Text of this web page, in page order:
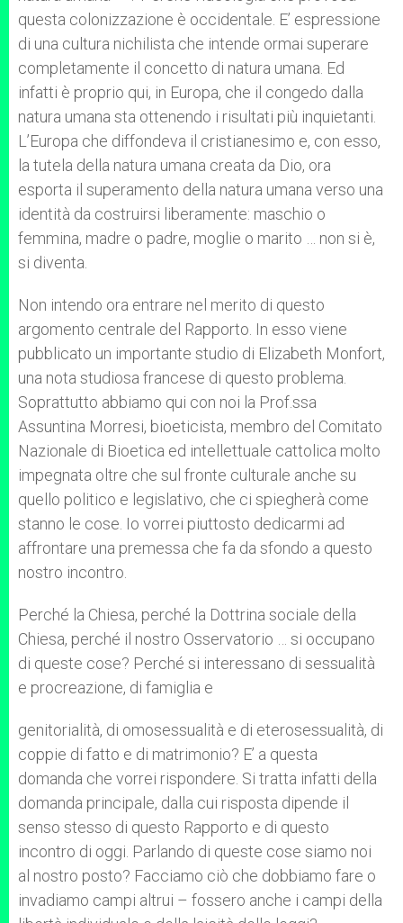
questa colonizzazione è occidentale. E’ espressione
di una cultura nichilista che intende ormai superare
completamente il concetto di natura umana. Ed
infatti è proprio qui, in Europa, che il congedo dalla
natura umana sta ottenendo i risultati più inquietanti.
L’Europa che diffondeva il cristianesimo e, con esso,
la tutela della natura umana creata da Dio, ora
esporta il superamento della natura umana verso una
identità da costruirsi liberamente: maschio o
femmina, madre o padre, moglie o marito … non si è,
si diventa.
Non intendo ora entrare nel merito di questo
argomento centrale del Rapporto. In esso viene
pubblicato un importante studio di Elizabeth Monfort,
una nota studiosa francese di questo problema.
Soprattutto abbiamo qui con noi la Prof.ssa
Assuntina Morresi, bioeticista, membro del Comitato
Nazionale di Bioetica ed intellettuale cattolica molto
impegnata oltre che sul fronte culturale anche su
quello politico e legislativo, che ci spiegherà come
stanno le cose. Io vorrei piuttosto dedicarmi ad
affrontare una premessa che fa da sfondo a questo
nostro incontro.
Perché la Chiesa, perché la Dottrina sociale della
Chiesa, perché il nostro Osservatorio … si occupano
di queste cose? Perché si interessano di sessualità
e procreazione, di famiglia e
genitorialità, di omosessualità e di eterosessualità, di
coppie di fatto e di matrimonio? E’ a questa
domanda che vorrei rispondere. Si tratta infatti della
domanda principale, dalla cui risposta dipende il
senso stesso di questo Rapporto e di questo
incontro di oggi. Parlando di queste cose siamo noi
al nostro posto? Facciamo ciò che dobbiamo fare o
invadiamo campi altrui – fossero anche i campi della